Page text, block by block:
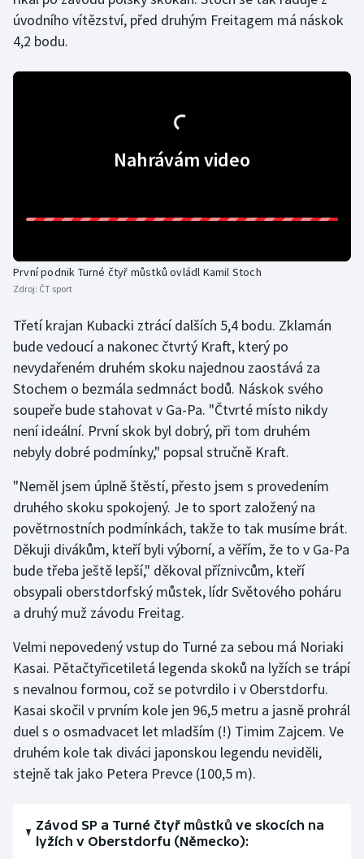
úvodního vítězství, před druhým Freitagem má náskok
4,2 bodu.
Nahrávám video
První podnik Turné čtyř můstků ovládl Kamil Stoch
Zdroj: ČT sport
Třetí krajan Kubacki ztrácí dalších 5,4 bodu. Zklamán
bude vedoucí a nakonec čtvrtý Kraft, který po
nevydařeném druhém skoku najednou zaostává za
Stochem o bezmála sedmnáct bodů. Náskok svého
soupeře bude stahovat v Ga-Pa. "Čtvrté místo nikdy
není ideální. První skok byl dobrý, při tom druhém
nebyly dobré podmínky," popsal stručně Kraft.
"Neměl jsem úplně štěstí, přesto jsem s provedením
druhého skoku spokojený. Je to sport založený na
povětrnostních podmínkách, takže to tak musíme brát.
Děkuji divákům, kteří byli výborní, a věřím, že to v Ga-Pa
bude třeba ještě lepší," děkoval příznivcům, kteří
obsypali oberstdorfský můstek, lídr Světového poháru
a druhý muž závodu Freitag.
Velmi nepovedený vstup do Turné za sebou má Noriaki
Kasai. Pětačtyřicetiletá legenda skoků na lyžích se trápí
s nevalnou formou, což se potvrdilo i v Oberstdorfu.
Kasai skočil v prvním kole jen 96,5 metru a jasně prohrál
duel s o osmadvacet let mladším (!) Timim Zajcem. Ve
druhém kole tak diváci japonskou legendu neviděli,
stejně tak jako Petera Prevce (100,5 m).
Závod SP a Turné čtyř můstků ve skocích na
lyžích v Oberstdorfu (Německo):